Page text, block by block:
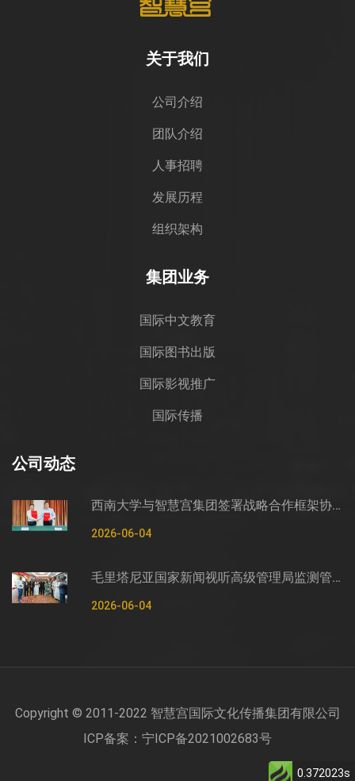
关于我们
公司介绍
团队介绍
人事招聘
发展历程
组织架构
集团业务
国际中文教育
国际图书出版
国际影视推广
国际传播
公司动态
西南大学与智慧宫集团签署战略合作框架协议
2026-06-04
毛里塔尼亚国家新闻视听高级管理局监测管控司司长穆罕默德·哈桑·埃萨利姆一行莅临智慧宫调研
2026-06-04
Copyright © 2011-2022 智慧宫国际文化传播集团有限公司
ICP备案：宁ICP备2021002683号
0.372023s